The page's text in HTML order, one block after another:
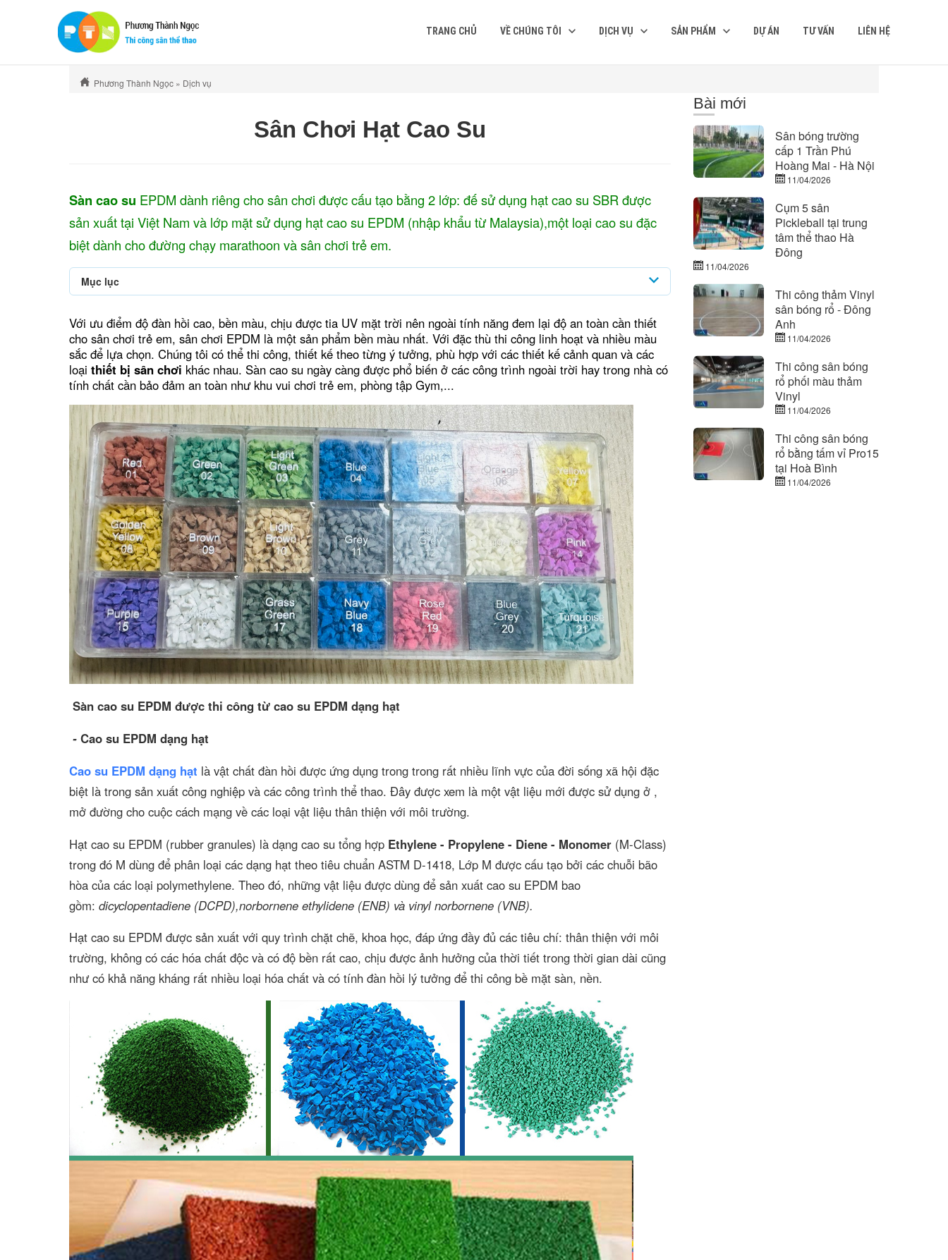
TRANG CHỦ VỀ CHÚNG TÔI DỊCH VỤ SẢN PHẨM DỰ ÁN TƯ VẤN LIÊN HỆ
Phương Thành Ngọc » Dịch vụ
Sân Chơi Hạt Cao Su
Sàn cao su EPDM dành riêng cho sân chơi được cấu tạo bằng 2 lớp: đế sử dụng hạt cao su SBR được
sản xuất tại Việt Nam và lớp mặt sử dụng hạt cao su EPDM (nhập khẩu từ Malaysia),một loại cao su đặc
biệt dành cho đường chạy marathoon và sân chơi trẻ em.
Mục lục
Với ưu điểm độ đàn hồi cao, bền màu, chịu được tia UV mặt trời nên ngoài tính năng đem lại độ an toàn cần thiết
cho sân chơi trẻ em, sân chơi EPDM là một sản phẩm bền màu nhất. Với đặc thù thi công linh hoạt và nhiều màu
sắc để lựa chọn. Chúng tôi có thể thi công, thiết kế theo từng ý tưởng, phù hợp với các thiết kế cảnh quan và các
loại thiết bị sân chơi khác nhau. Sàn cao su ngày càng được phổ biến ở các công trình ngoài trời hay trong nhà có
tính chất cần bảo đảm an toàn như khu vui chơi trẻ em, phòng tập Gym,...
Sàn cao su EPDM được thi công từ cao su EPDM dạng hạt
- Cao su EPDM dạng hạt
Cao su EPDM dạng hạt là vật chất đàn hồi được ứng dụng trong trong rất nhiều lĩnh vực của đời sống xã hội đặc
biệt là trong sản xuất công nghiệp và các công trình thể thao. Đây được xem là một vật liệu mới được sử dụng ở ,
mở đường cho cuộc cách mạng về các loại vật liệu thân thiện với môi trường.
Hạt cao su EPDM (rubber granules) là dạng cao su tổng hợp Ethylene - Propylene - Diene - Monomer (M-Class)
trong đó M dùng để phân loại các dạng hạt theo tiêu chuẩn ASTM D-1418, Lớp M được cấu tạo bởi các chuỗi bão
hòa của các loại polymethylene. Theo đó, những vật liệu được dùng để sản xuất cao su EPDM bao
gồm: dicyclopentadiene (DCPD),norbornene ethylidene (ENB) và vinyl norbornene (VNB).
Hạt cao su EPDM được sản xuất với quy trình chặt chẽ, khoa học, đáp ứng đầy đủ các tiêu chí: thân thiện với môi
trường, không có các hóa chất độc và có độ bền rất cao, chịu được ảnh hưởng của thời tiết trong thời gian dài cũng
như có khả năng kháng rất nhiều loại hóa chất và có tính đàn hồi lý tưởng để thi công bề mặt sàn, nền.
Bài mới
Sân bóng trường
cấp 1 Trần Phú
Hoàng Mai - Hà Nội
11/04/2026
Cụm 5 sân
Pickleball tại trung
tâm thể thao Hà
Đông
11/04/2026
Thi công thảm Vinyl
sân bóng rổ - Đông
Anh
11/04/2026
Thi công sân bóng
rổ phối màu thảm
Vinyl
11/04/2026
Thi công sân bóng
rổ bằng tấm vỉ Pro15
tại Hoà Bình
11/04/2026